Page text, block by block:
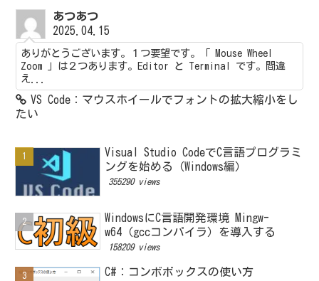
あつあつ
2025.04.15
ありがとうございます。１つ要望です。「 Mouse Wheel
Zoom 」は２つあります。Editor と Terminal です。間違
え...
VS Code：マウスホイールでフォントの拡大縮小をし
たい
Visual Studio CodeでC言語プログラミ
ングを始める（Windows編）
355290 views
WindowsにC言語開発環境 Mingw-
w64（gccコンパイラ）を導入する
158209 views
C#：コンボボックスの使い方